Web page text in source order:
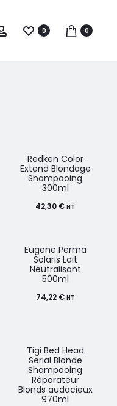
0 0
Redken Color
Extend Blondage
Shampooing
300ml
42,30 € HT
Eugene Perma
Solaris Lait
Neutralisant
500ml
74,22 € HT
Tigi Bed Head
Serial Blonde
Shampooing
Réparateur
Blonds audacieux
970ml